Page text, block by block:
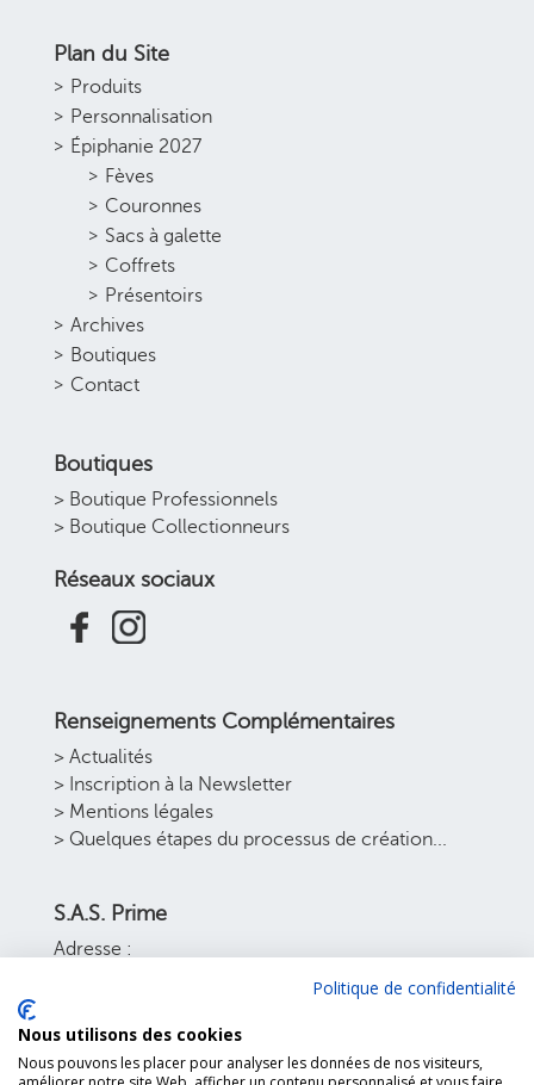
Plan du Site
Produits
Personnalisation
Épiphanie 2027
Fèves
Couronnes
Sacs à galette
Coffrets
Présentoirs
Archives
Boutiques
Contact
Boutiques
> Boutique Professionnels
> Boutique Collectionneurs
Réseaux sociaux
Renseignements Complémentaires
> Actualités
> Inscription à la Newsletter
> Mentions légales
> Quelques étapes du processus de création...
S.A.S. Prime
Adresse :
France
Tél. : 03 84 91 31 00
Politique de confidentialité
Nous utilisons des cookies
Nous pouvons les placer pour analyser les données de nos visiteurs,